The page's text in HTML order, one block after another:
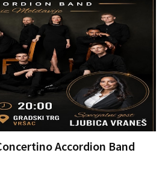
Accordion Band